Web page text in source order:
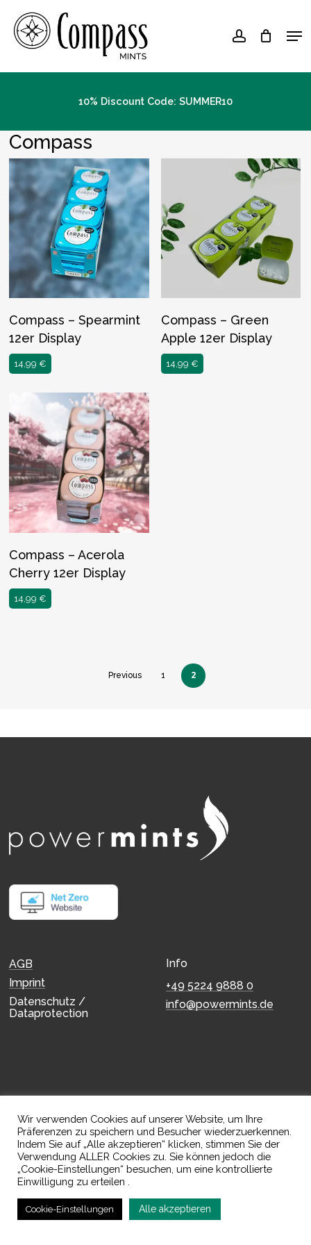
main
content
account
10% Discount Code: SUMMER10
Compass
Compass – Spearmint
12er Display
14,99€
Compass – Green
Apple 12er Display
14,99 €
Compass – Acerola
Cherry 12er Display
14,99€
Previous 1 2
AGB
Imprint
Datenschutz /
Dataprotection
Info
+49 5224 9888 0
info@powermints.de
Close
Wir verwenden Cookies auf unserer Website, um Ihre
Präferenzen zu speichern und Besucher wiederzuerkennen.
Indem Sie auf „Alle akzeptieren“ klicken, stimmen Sie der
Verwendung ALLER Cookies zu. Sie können jedoch die
„Cookie-Einstellungen“ besuchen, um eine kontrollierte
Einwilligung zu erteilen .
Cookie-Einstellungen Alle akzeptieren